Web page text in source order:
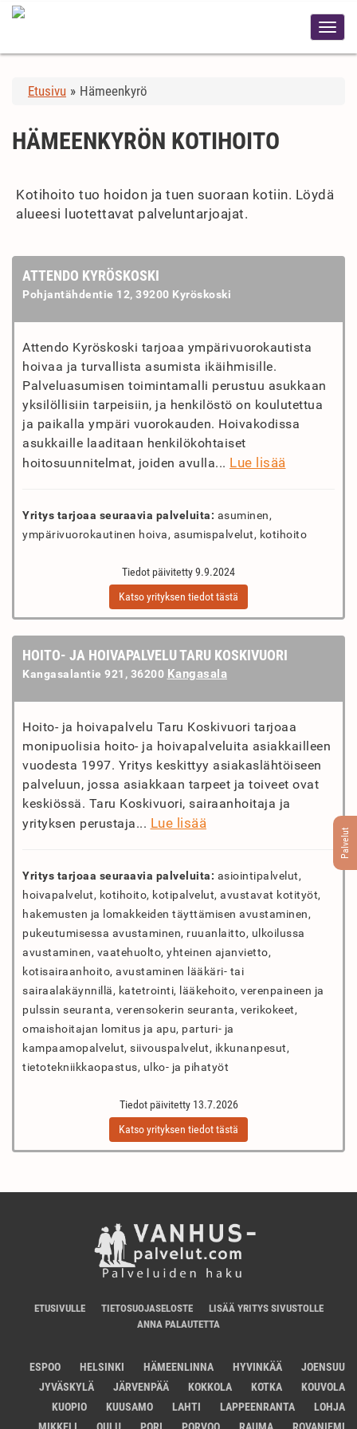
Etusivu » Hämeenkyrö
Palvelut
HÄMEENKYRÖN KOTIHOITO
Kotihoito tuo hoidon ja tuen suoraan kotiin. Löydä
alueesi luotettavat palveluntarjoajat.
ATTENDO KYRÖSKOSKI
Pohjantähdentie 12, 39200 Kyröskoski
Attendo Kyröskoski tarjoaa ympärivuorokautista
hoivaa ja turvallista asumista ikäihmisille.
Palveluasumisen toimintamalli perustuu asukkaan
yksilöllisiin tarpeisiin, ja henkilöstö on koulutettua
ja paikalla ympäri vuorokauden. Hoivakodissa
asukkaille laaditaan henkilökohtaiset
hoitosuunnitelmat, joiden avulla... Lue lisää
Yritys tarjoaa seuraavia palveluita: asuminen,
ympärivuorokautinen hoiva, asumispalvelut, kotihoito
Tiedot päivitetty 9.9.2024
Katso yrityksen tiedot tästä
HOITO- JA HOIVAPALVELU TARU KOSKIVUORI
Kangasalantie 921, 36200 Kangasala
Hoito- ja hoivapalvelu Taru Koskivuori tarjoaa
monipuolisia hoito- ja hoivapalveluita asiakkailleen
vuodesta 1997. Yritys keskittyy asiakaslähtöiseen
palveluun, jossa asiakkaan tarpeet ja toiveet ovat
keskiössä. Taru Koskivuori, sairaanhoitaja ja
yrityksen perustaja... Lue lisää
Yritys tarjoaa seuraavia palveluita: asiointipalvelut,
hoivapalvelut, kotihoito, kotipalvelut, avustavat kotityöt,
hakemusten ja lomakkeiden täyttämisen avustaminen,
pukeutumisessa avustaminen, ruuanlaitto, ulkoilussa
avustaminen, vaatehuolto, yhteinen ajanvietto,
kotisairaanhoito, avustaminen lääkäri- tai
sairaalakäynnillä, katetrointi, lääkehoito, verenpaineen ja
pulssin seuranta, verensokerin seuranta, verikokeet,
omaishoitajan lomitus ja apu, parturi- ja
kampaamopalvelut, siivouspalvelut, ikkunanpesut,
tietotekniikkaopastus, ulko- ja pihatyöt
Tiedot päivitetty 13.7.2026
Katso yrityksen tiedot tästä
ETUSIVULLE TIETOSUOJASELOSTE
LISÄÄ YRITYS SIVUSTOLLE
ANNA PALAUTETTA
ESPOO HELSINKI HÄMEENLINNA HYVINKÄÄ
JOENSUU
JYVÄSKYLÄ
JÄRVENPÄÄ KOKKOLA KOTKA
KOUVOLA
KUOPIO
KUUSAMO LAHTI LAPPEENRANTA
LOHJA